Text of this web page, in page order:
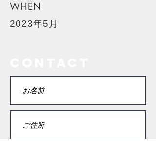
WHEN
2023年5月